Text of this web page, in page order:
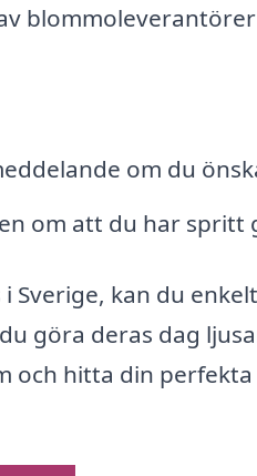
om du
om att du har spritt
Sverige, kan du
göra deras dag
och hitta din